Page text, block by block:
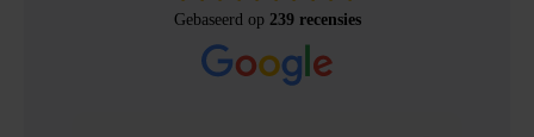
Gebaseerd op 239 recensies